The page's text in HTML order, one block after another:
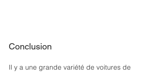
Conclusion
Il y a une grande variété de voitures de